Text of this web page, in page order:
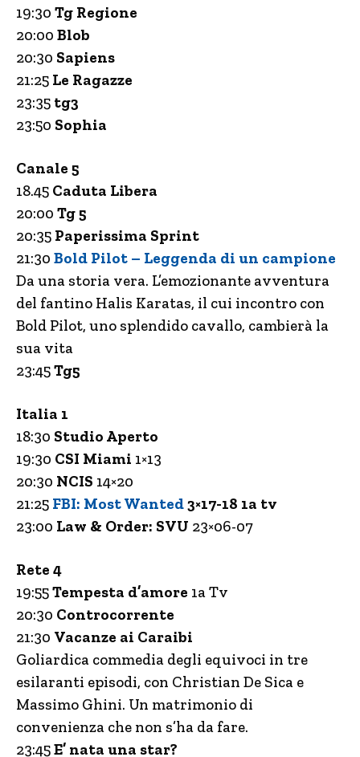
19:30 Tg Regione
20:00 Blob
20:30 Sapiens
21:25 Le Ragazze
23:35 tg3
23:50 Sophia
Canale 5
18.45 Caduta Libera
20:00 Tg 5
20:35 Paperissima Sprint
21:30 Bold Pilot – Leggenda di un campione
Da una storia vera. L’emozionante avventura
del fantino Halis Karatas, il cui incontro con
Bold Pilot, uno splendido cavallo, cambierà la
sua vita
23:45Tg5
Italia 1
18:30 Studio Aperto
19:30 CSI Miami 1×13
20:30 NCIS 14×20
21:25 FBI: Most Wanted3×17-18 1a tv
23:00 Law & Order: SVU 23×06-07
Rete 4
19:55Tempesta d’amore 1a Tv
20:30 Controcorrente
21:30 Vacanze ai Caraibi
Goliardica commedia degli equivoci in tre
esilaranti episodi, con Christian De Sica e
Massimo Ghini. Un matrimonio di
convenienza che non s’ha da fare.
23:45E’ nata una star?